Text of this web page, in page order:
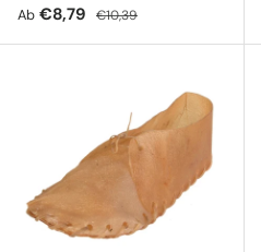
Verkaufspreis
Ab €8,79 Normaler Preis
€10,39